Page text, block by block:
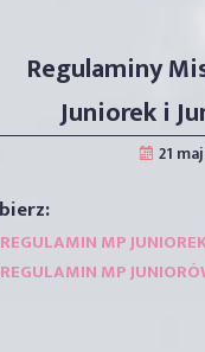
Regulaminy
Juniorek i
REGULAMIN MP
REGULAMIN MP